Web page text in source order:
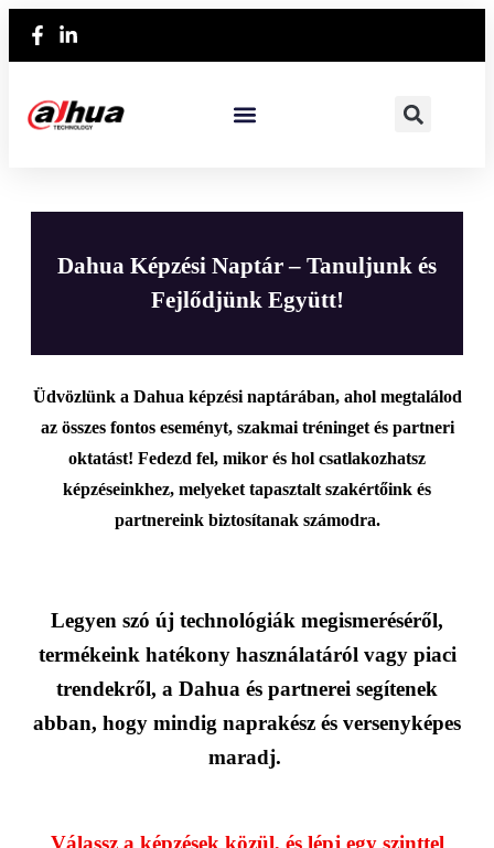
Dahua Képzési Naptár – Tanuljunk és
Fejlődjünk Együtt!
Üdvözlünk a Dahua képzési naptárában, ahol megtalálod
az összes fontos eseményt, szakmai tréninget és partneri
oktatást! Fedezd fel, mikor és hol csatlakozhatsz
képzéseinkhez, melyeket tapasztalt szakértőink és
partnereink biztosítanak számodra.
Legyen szó új technológiák megismeréséről,
termékeink hatékony használatáról vagy piaci
trendekről, a Dahua és partnerei segítenek
abban, hogy mindig naprakész és versenyképes
maradj.
Válassz a képzések közül, és lépj egy szinttel